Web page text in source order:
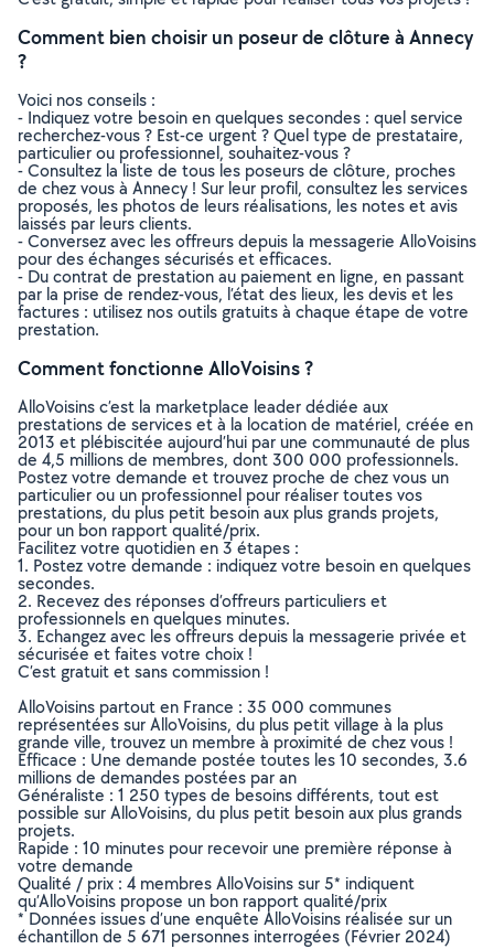
Comment bien choisir un poseur de clôture à Annecy
?
Voici nos conseils :
- Indiquez votre besoin en quelques secondes : quel service
recherchez-vous ? Est-ce urgent ? Quel type de prestataire,
particulier ou professionnel, souhaitez-vous ?
- Consultez la liste de tous les poseurs de clôture, proches
de chez vous à Annecy ! Sur leur profil, consultez les services
proposés, les photos de leurs réalisations, les notes et avis
laissés par leurs clients.
- Conversez avec les offreurs depuis la messagerie AlloVoisins
pour des échanges sécurisés et efficaces.
- Du contrat de prestation au paiement en ligne, en passant
par la prise de rendez-vous, l’état des lieux, les devis et les
factures : utilisez nos outils gratuits à chaque étape de votre
prestation.
Comment fonctionne AlloVoisins ?
AlloVoisins c’est la marketplace leader dédiée aux
prestations de services et à la location de matériel, créée en
2013 et plébiscitée aujourd’hui par une communauté de plus
de 4,5 millions de membres, dont 300 000 professionnels.
Postez votre demande et trouvez proche de chez vous un
particulier ou un professionnel pour réaliser toutes vos
prestations, du plus petit besoin aux plus grands projets,
pour un bon rapport qualité/prix.
Facilitez votre quotidien en 3 étapes :
1. Postez votre demande : indiquez votre besoin en quelques
secondes.
2. Recevez des réponses d’offreurs particuliers et
professionnels en quelques minutes.
3. Echangez avec les offreurs depuis la messagerie privée et
sécurisée et faites votre choix !
C’est gratuit et sans commission !
AlloVoisins partout en France : 35 000 communes
représentées sur AlloVoisins, du plus petit village à la plus
grande ville, trouvez un membre à proximité de chez vous !
Efficace : Une demande postée toutes les 10 secondes, 3.6
millions de demandes postées par an
Généraliste : 1 250 types de besoins différents, tout est
possible sur AlloVoisins, du plus petit besoin aux plus grands
projets.
Rapide : 10 minutes pour recevoir une première réponse à
votre demande
Qualité / prix : 4 membres AlloVoisins sur 5* indiquent
qu’AlloVoisins propose un bon rapport qualité/prix
* Données issues d’une enquête AlloVoisins réalisée sur un
échantillon de 5 671 personnes interrogées (Février 2024)